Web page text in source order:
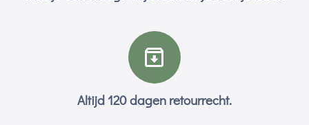
Altijd 120 dagen retourrecht.